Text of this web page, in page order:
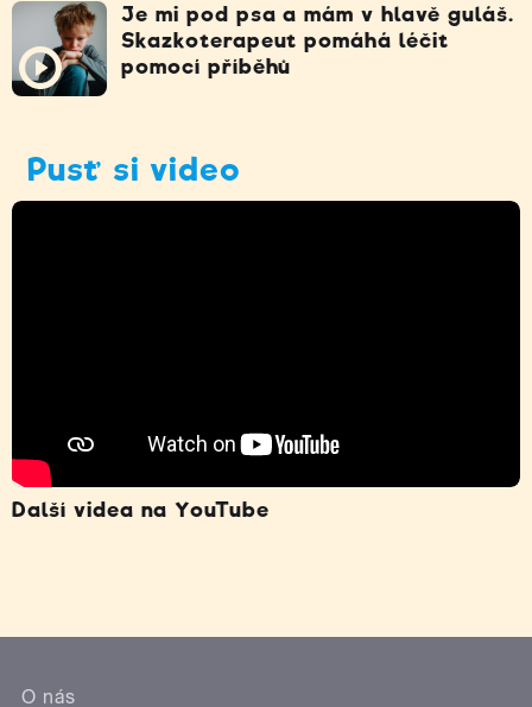
Je mi pod psa a mám v hlavě guláš.
Skazkoterapeut pomáhá léčit
pomocí příběhů
Pusť si video
Další videa na YouTube
O nás